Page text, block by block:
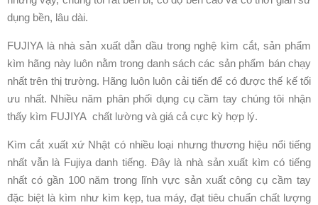
dụng bền, lâu dài.
FUJIYA là nhà sản xuất dẫn dầu trong nghệ kìm cắt, sản phẩm
kìm hãng này luôn nằm trong danh sách các sản phẩm bán chạy
nhất trên thị trường. Hãng luôn luôn cải tiến để có được thế kế tối
ưu nhất. Nhiều năm phân phối dụng cụ cầm tay chúng tôi nhận
thấy kìm FUJIYA chất lường và giá cả cực kỳ hợp lý.
Kìm cắt xuất xứ Nhật có nhiều loại nhưng thương hiệu nổi tiếng
nhất vẫn là Fujiya danh tiếng. Đây là nhà sản xuất kìm có tiếng
nhất có gần 100 năm trong lĩnh vực sản xuất công cụ cầm tay
đặc biệt là kìm như kìm kẹp, tua máy, đạt tiêu chuẩn chất lượng